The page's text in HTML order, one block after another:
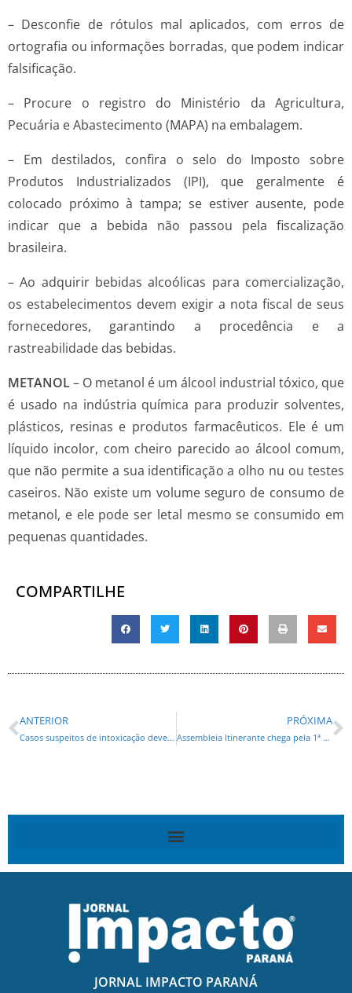
– Desconfie de rótulos mal aplicados, com erros de
ortografia ou informações borradas, que podem indicar
falsificação.
– Procure o registro do Ministério da Agricultura,
Pecuária e Abastecimento (MAPA) na embalagem.
– Em destilados, confira o selo do Imposto sobre
Produtos Industrializados (IPI), que geralmente é
colocado próximo à tampa; se estiver ausente, pode
indicar que a bebida não passou pela fiscalização
brasileira.
– Ao adquirir bebidas alcoólicas para comercialização,
os estabelecimentos devem exigir a nota fiscal de seus
fornecedores, garantindo a procedência e a
rastreabilidade das bebidas.
METANOL– O metanol é um álcool industrial tóxico, que
é usado na indústria química para produzir solventes,
plásticos, resinas e produtos farmacêuticos. Ele é um
líquido incolor, com cheiro parecido ao álcool comum,
que não permite a sua identificação a olho nu ou testes
caseiros. Não existe um volume seguro de consumo de
metanol, e ele pode ser letal mesmo se consumido em
pequenas quantidades.
COMPARTILHE
ANTERIOR
Casos suspeitos de intoxicação devem aumentar no país
PRÓXIMA
Assembleia Itinerante chega pela 1ª vez a Guarapuava nesta quarta-feira (1º) com Sessão Especial e entrega de homenagens
JORNAL IMPACTO PARANÁ